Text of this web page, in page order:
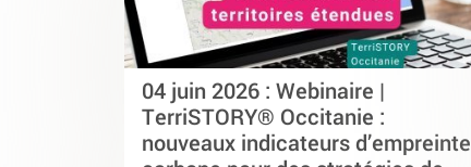
04 juin 2026 : Webinaire |
TerriSTORY® Occitanie :
nouveaux indicateurs d’empreinte